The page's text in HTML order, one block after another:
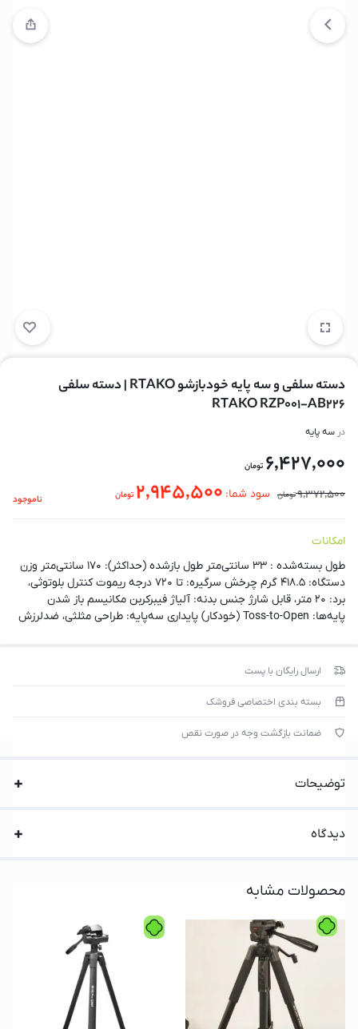
دسته سلفی و سه پایه خودبازشو RTAKO | دسته سلفی
RTAKO RZP001-AB226
در سه پایه
6,427,000 تومان
9,372,500تومان سود شما: 2,945,500 تومان ناموجود
امکانات
طول بسته‌شده : ۳۳ سانتی‌متر طول باز‌شده (حداکثر): ۱۷۰ سانتی‌متر وزن
دستگاه: ۴۱۸.۵ گرم چرخش سرگیره: تا ۷۲۰ درجه ریموت کنترل بلوتوثی،
برد: ۲۰ متر، قابل شارژ جنس بدنه: آلیاژ فیبرکربن مکانیسم باز شدن
پایه‌ها: Toss-to-Open (خودکار) پایداری سه‌پایه: طراحی مثلثی، ضدلرزش
ارسال رایگان با پست
بسته بندی اختصاصی فروشک
ضمانت بازگشت وجه در صورت نقص
توضیحات
دیدگاه
محصولات مشابه